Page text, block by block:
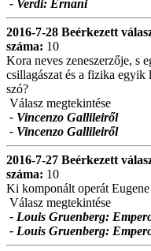
- Verdi: Ernani
2016-7-28 Beérkezett
száma: 10
Kora neves zeneszerzője, s
csillagászat és a fizika
szó?
Válasz megtekintése
- Vincenzo Gallileiről
- Vincenzo Gallileiről
2016-7-27 Beérkezett
száma: 10
Ki komponált operát
Válasz megtekintése
- Louis Gruenberg:
- Louis Gruenberg: